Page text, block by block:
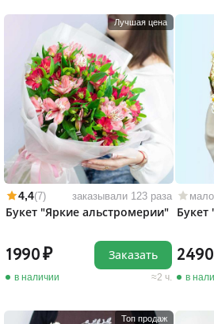
Лучшая цена
4,4(7) заказывали 123 раза
Букет "Яркие альстромерии"
1990
в наличии 2 ч.
Заказать
Букет
2490
в
Топ продаж